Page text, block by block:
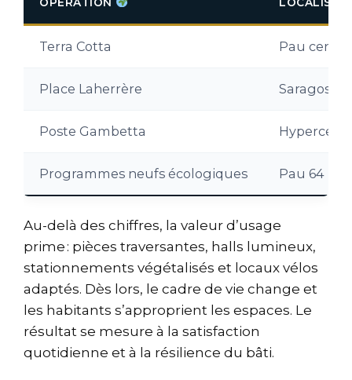
Terra Cotta Pau centre
Place Laherrère Saragosse
Poste Gambetta
Programmes neufs écologiques Pau 64
Au-delà des chiffres, la valeur d’usage
prime : pièces traversantes, halls lumineux,
stationnements végétalisés et locaux vélos
adaptés. Dès lors, le cadre de vie change et
les habitants s’approprient les espaces. Le
résultat se mesure à la satisfaction
quotidienne et à la résilience du bâti.